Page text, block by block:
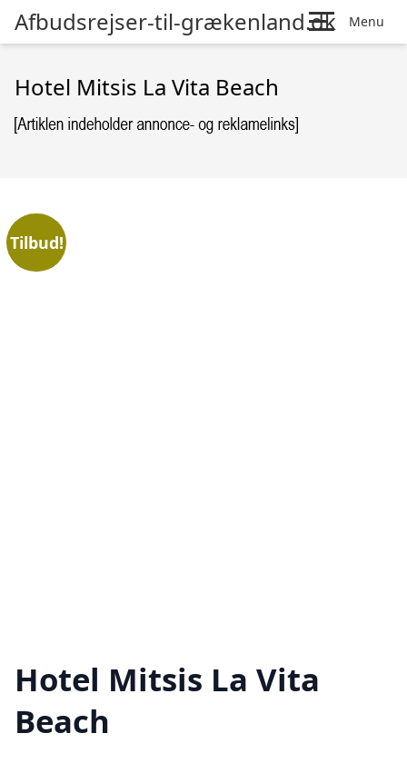
Afbudsrejser-til-grækenland.dk Menu
Hotel Mitsis La Vita Beach
Tilbud!
Hotel Mitsis La Vita
Beach